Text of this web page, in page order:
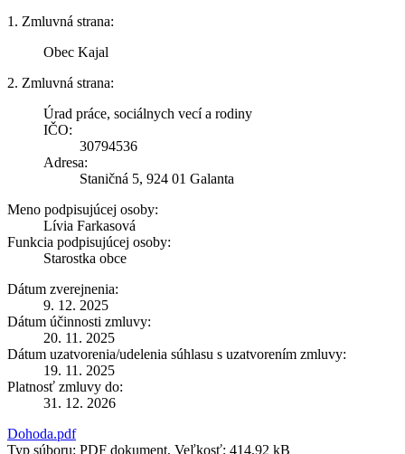
1. Zmluvná strana:
Obec Kajal
2. Zmluvná strana:
Úrad práce, sociálnych vecí a rodiny
IČO:
30794536
Adresa:
Staničná 5, 924 01 Galanta
Meno podpisujúcej osoby:
Lívia Farkasová
Funkcia podpisujúcej osoby:
Starostka obce
Dátum zverejnenia:
9. 12. 2025
Dátum účinnosti zmluvy:
20. 11. 2025
Dátum uzatvorenia/udelenia súhlasu s uzatvorením zmluvy:
19. 11. 2025
Platnosť zmluvy do:
31. 12. 2026
Dohoda.pdf
Typ súboru: PDF dokument, Veľkosť: 414,92 kB